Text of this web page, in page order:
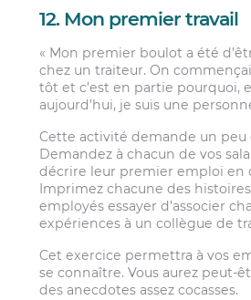
12. Mon premier travail
« Mon premier boulot a été
chez un traiteur. On
tôt et c’est en partie pourquoi,
aujourd’hui, je suis une
Cette activité demande un peu
Demandez à chacun de vos
décrire leur premier emploi en
Imprimez chacune des
employés essayer d’associer
expériences à un collègue de
Cet exercice permettra à vos
se connaître. Vous aurez peut-
des anecdotes assez cocasses.